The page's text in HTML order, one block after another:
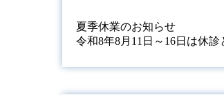
夏季休業のお知らせ
令和8年8月11日～16日は休診